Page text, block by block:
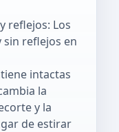
reflejos: Los
sin reflejos en
intactas
la
y la
de estirar